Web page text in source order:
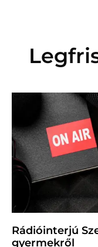
Rádióinterjú
gyermekről